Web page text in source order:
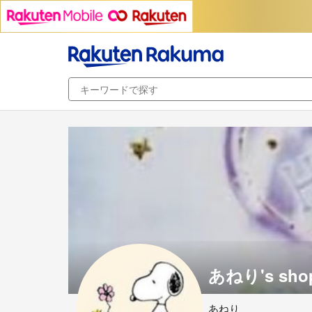
あねり's
あねり